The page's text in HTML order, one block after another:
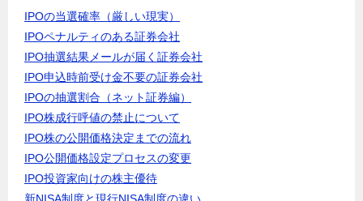
IPOの当選確率（厳しい現実）
IPOペナルティのある証券会社
IPO抽選結果メールが届く証券会社
IPO申込時前受け金不要の証券会社
IPOの抽選割合（ネット証券編）
IPO株成行呼値の禁止について
IPO株の公開価格決定までの流れ
IPO公開価格設定プロセスの変更
IPO投資家向けの株主優待
新NISA制度と現行NISA制度の違い